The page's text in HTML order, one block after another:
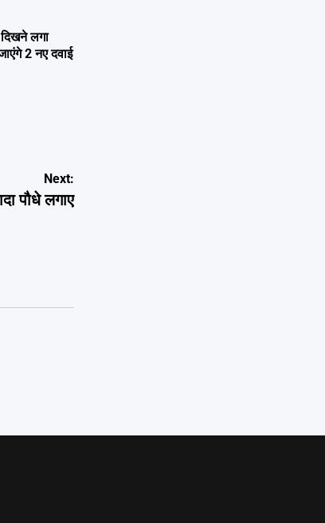
लगा
2 नए दवाई
Next:
पौधे लगाए